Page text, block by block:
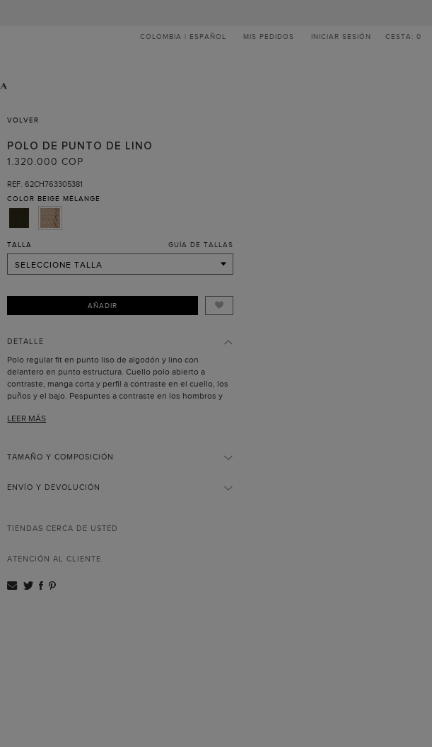
COLOMBIA | ESPAÑOL MIS PEDIDOS INICIAR SESIÓN CESTA: 0
VOLVER
POLO DE PUNTO DE LINO
1.320.000 COP
REF. 62CH763305381
COLOR BEIGE MÉLANGE
TALLA
SELECCIONE TALLA
S
L
XXL GUÍA DE TALLAS
AÑADIR
DETALLE
Polo regular fit en punto liso de algodón y lino con
delantero en punto estructura. Cuello polo abierto a
contraste, manga corta y perfil a contraste en el cuello, los
puños y el bajo. Pespuntes a contraste en los hombros y
bajo delantero.
LEER MÁS
TAMAÑO Y COMPOSICIÓN
ENVÍO Y DEVOLUCIÓN
TIENDAS CERCA DE USTED
ATENCIÓN AL CLIENTE